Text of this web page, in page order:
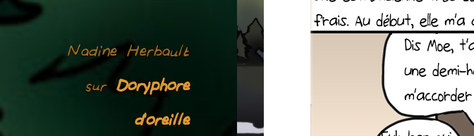
Nadine Herbault
sur Doryphore
d’oreille